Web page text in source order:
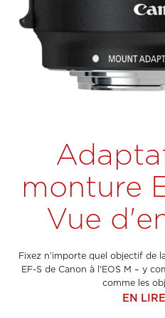
monture
Vue
Fixez n’importe quel objectif de
EF-S de Canon à l'EOS M – y
comme les
EN